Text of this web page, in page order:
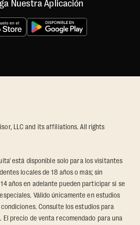
Nuestra Aplicación
LLC and its affiliations. All rights
está disponible solo para los visitantes
locales de 18 años o más; sin
años en adelante pueden participar si se
Válido únicamente en estudios
Consulte los estudios para
precio de venta recomendado para una